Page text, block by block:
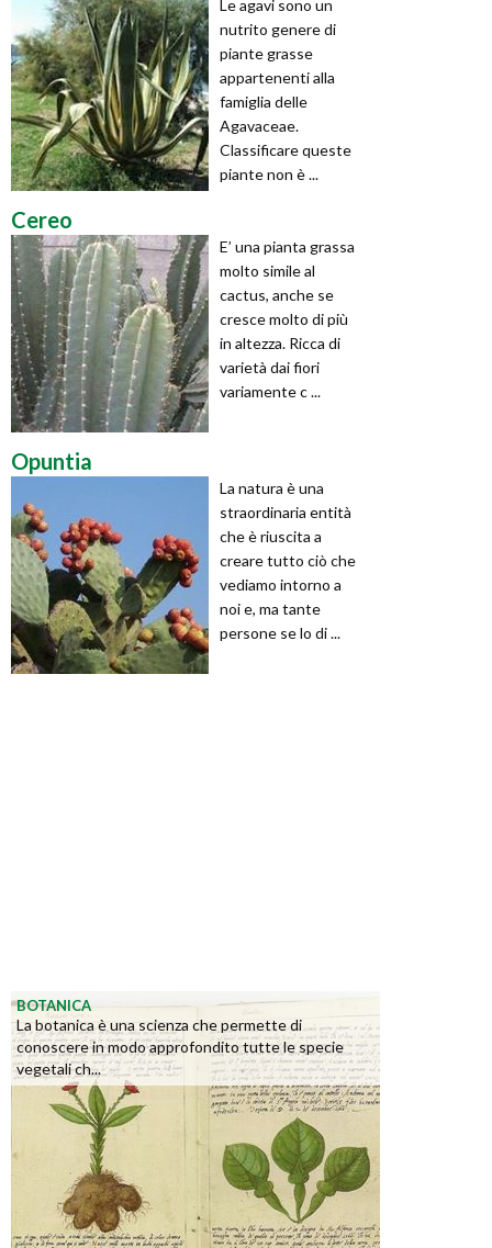
Le agavi sono un
nutrito genere di
piante grasse
appartenenti alla
famiglia delle
Agavaceae.
Classificare queste
piante non è ...
Cereo
E’ una pianta grassa
molto simile al
cactus, anche se
cresce molto di più
in altezza. Ricca di
varietà dai fiori
variamente c ...
Opuntia
La natura è una
straordinaria entità
che è riuscita a
creare tutto ciò che
vediamo intorno a
noi e, ma tante
persone se lo di ...
BOTANICA
La botanica è una scienza che permette di
conoscere in modo approfondito tutte le specie
vegetali ch...